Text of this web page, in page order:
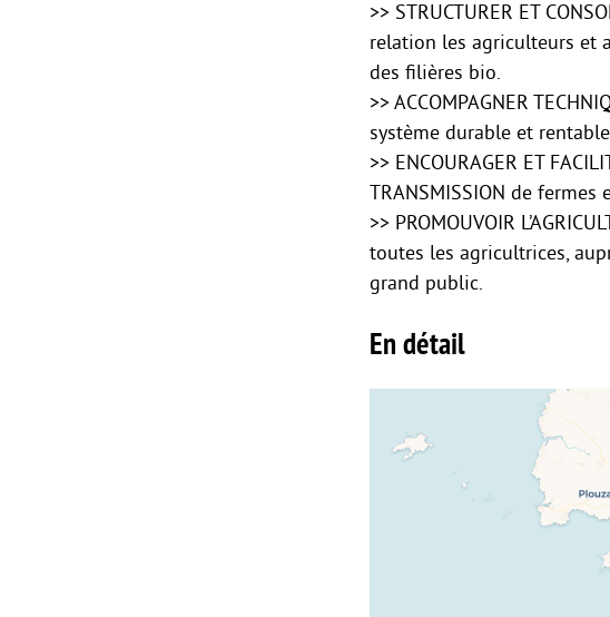
>> STRUCTURER ET
relation les agriculteurs et
des filières bio.
>> ACCOMPAGNER
système durable et
>> ENCOURAGER ET
TRANSMISSION de
>> PROMOUVOIR
toutes les agricultrices,
grand public.
En détail